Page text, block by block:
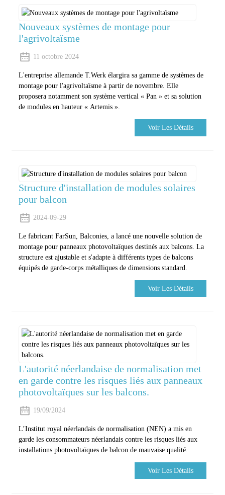
Nouveaux systèmes de montage pour
l'agrivoltaïsme
11 octobre 2024
L'entreprise allemande T.Werk élargira sa gamme de systèmes de
montage pour l'agrivoltaïsme à partir de novembre. Elle
proposera notamment son système vertical « Pan » et sa solution
de modules en hauteur « Artemis ».
Voir Les Détails
Structure d'installation de modules solaires
pour balcon
2024-09-29
Le fabricant FarSun, Balconies, a lancé une nouvelle solution de
montage pour panneaux photovoltaïques destinés aux balcons. La
structure est ajustable et s'adapte à différents types de balcons
équipés de garde-corps métalliques de dimensions standard.
Voir Les Détails
L'autorité néerlandaise de normalisation met
en garde contre les risques liés aux panneaux
photovoltaïques sur les balcons.
19/09/2024
L’Institut royal néerlandais de normalisation (NEN) a mis en
garde les consommateurs néerlandais contre les risques liés aux
installations photovoltaïques de balcon de mauvaise qualité.
Voir Les Détails